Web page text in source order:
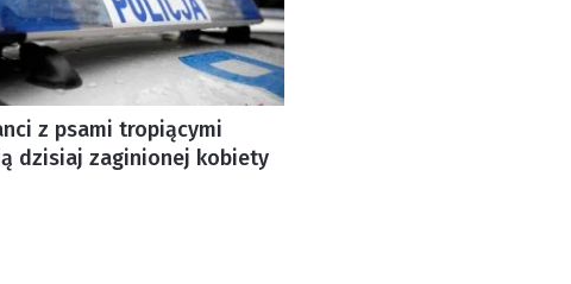
z psami tropiącymi
dzisiaj zaginionej kobiety